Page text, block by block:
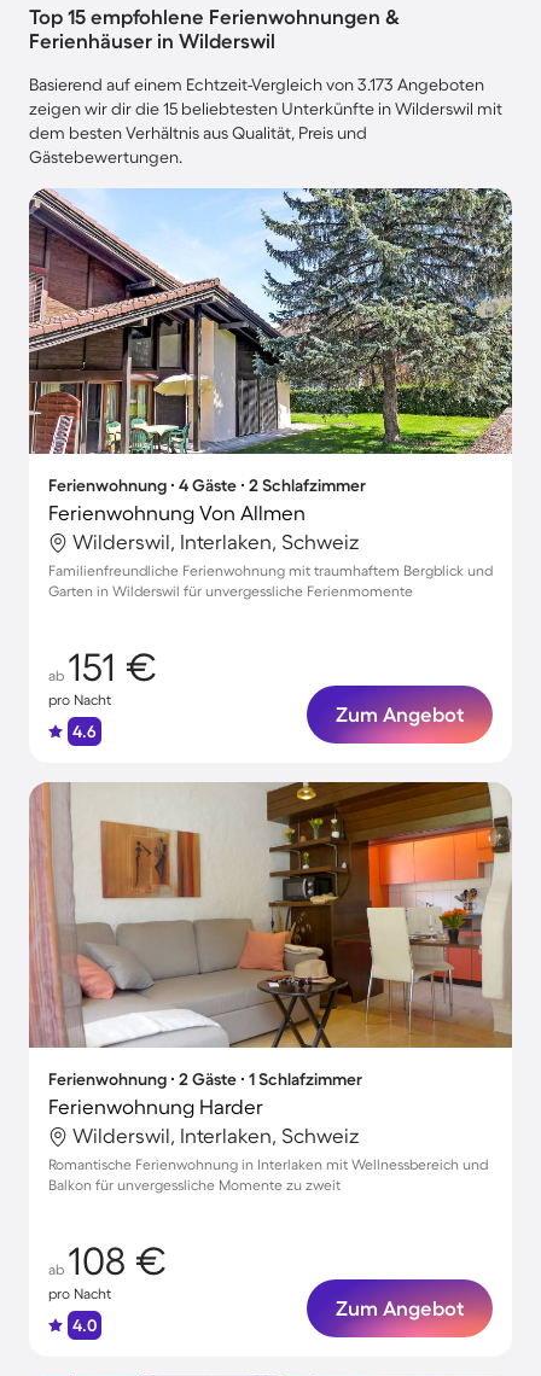
Top 15 empfohlene Ferienwohnungen &
Ferienhäuser in Wilderswil
Basierend auf einem Echtzeit-Vergleich von 3.173 Angeboten
zeigen wir dir die 15 beliebtesten Unterkünfte in Wilderswil mit
dem besten Verhältnis aus Qualität, Preis und
Gästebewertungen.
Ferienwohnung ∙ 4 Gäste ∙ 2 Schlafzimmer
Ferienwohnung Von Allmen
Wilderswil, Interlaken, Schweiz
Familienfreundliche Ferienwohnung mit traumhaftem Bergblick und
Garten in Wilderswil für unvergessliche Ferienmomente
ab 151 €
pro Nacht
4.6
Zum Angebot
Ferienwohnung ∙ 2 Gäste ∙ 1 Schlafzimmer
Ferienwohnung Harder
Wilderswil, Interlaken, Schweiz
Romantische Ferienwohnung in Interlaken mit Wellnessbereich und
Balkon für unvergessliche Momente zu zweit
ab 108 €
pro Nacht
4.0
Zum Angebot